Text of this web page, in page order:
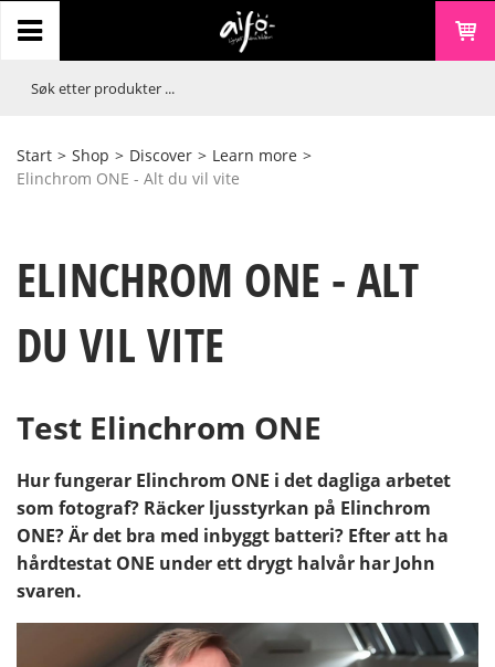
Start > Shop > Discover > Learn more >
Elinchrom ONE - Alt du vil vite
ELINCHROM ONE - ALT
DU VIL VITE
Test Elinchrom ONE
Hur fungerar Elinchrom ONE i det dagliga arbetet
som fotograf? Räcker ljusstyrkan på Elinchrom
ONE? Är det bra med inbyggt batteri? Efter att ha
hårdtestat ONE under ett drygt halvår har John
svaren.